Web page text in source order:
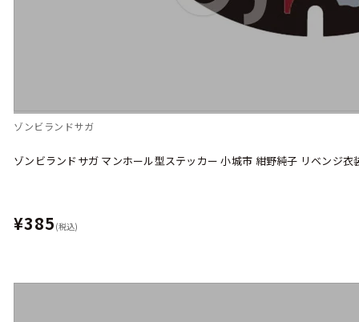
ゾンビランドサガ
ゾンビランドサガ マンホール型ステッカー 小城市 紺野純子 リベンジ衣
¥385 (税込)